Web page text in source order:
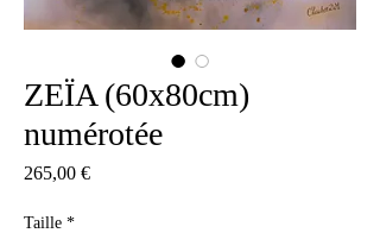
ZEÏA (60x80cm)
numérotée
265,00 €Цена
Taille *